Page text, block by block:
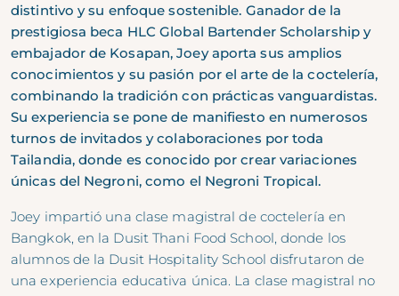
distintivo y su enfoque sostenible. Ganador de la
prestigiosa beca HLC Global Bartender Scholarship y
embajador de Kosapan, Joey aporta sus amplios
conocimientos y su pasión por el arte de la coctelería,
combinando la tradición con prácticas vanguardistas.
Su experiencia se pone de manifiesto en numerosos
turnos de invitados y colaboraciones por toda
Tailandia, donde es conocido por crear variaciones
únicas del Negroni, como el Negroni Tropical.
Joey impartió una clase magistral de coctelería en
Bangkok, en la Dusit Thani Food School, donde los
alumnos de la Dusit Hospitality School disfrutaron de
una experiencia educativa única. La clase magistral no